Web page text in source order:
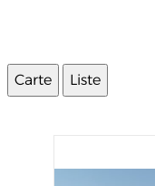
Carte Liste